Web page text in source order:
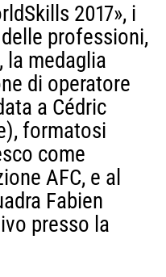
2017», i
professioni,
la medaglia
di operatore
a Cédric
formatosi
come
AFC, e al
Fabien
presso la